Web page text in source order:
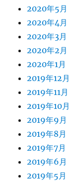
2020年5月
2020年4月
2020年3月
2020年2月
2020年1月
2019年12月
2019年11月
2019年10月
2019年9月
2019年8月
2019年7月
2019年6月
2019年5月